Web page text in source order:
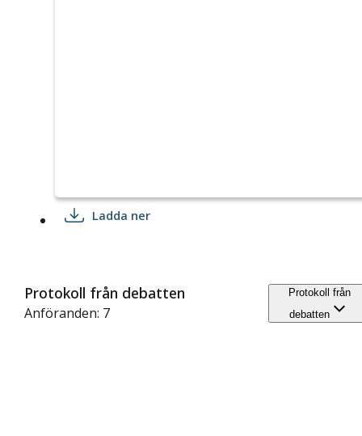
Ladda ner
Protokoll från debatten
Anföranden: 7
Protokoll från
debatten